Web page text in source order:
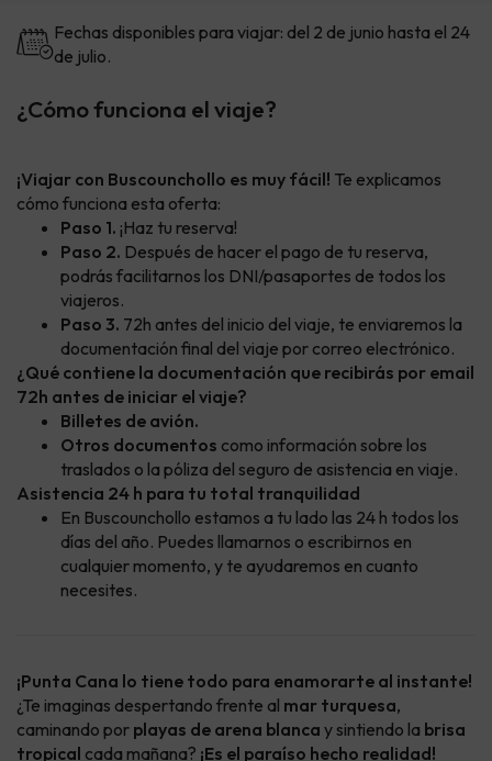
Fechas disponibles para viajar: del 2 de junio hasta el 24
de julio.
¿Cómo funciona el viaje?
¡Viajar con Buscounchollo es muy fácil! Te explicamos
cómo funciona esta oferta:
Paso 1. ¡Haz tu reserva!
Paso 2. Después de hacer el pago de tu reserva,
podrás facilitarnos los DNI/pasaportes de todos los
viajeros.
Paso 3. 72h antes del inicio del viaje, te enviaremos la
documentación final del viaje por correo electrónico.
¿Qué contiene la documentación que recibirás por email
72h antes de iniciar el viaje?
Billetes de avión.
Otros documentos como información sobre los
traslados o la póliza del seguro de asistencia en viaje.
Asistencia 24 h para tu total tranquilidad
En Buscounchollo estamos a tu lado las 24 h todos los
días del año. Puedes llamarnos o escribirnos en
cualquier momento, y te ayudaremos en cuanto
necesites.
¡Punta Cana lo tiene todo para enamorarte al instante!
¿Te imaginas despertando frente al mar turquesa,
caminando por playas de arena blanca y sintiendo la brisa
tropical cada mañana? ¡Es el paraíso hecho realidad!